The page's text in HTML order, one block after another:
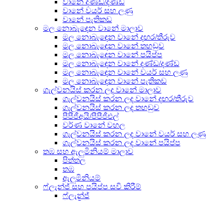
වානේ වයර් සහ ලණු
වානේ පැතිකඩ
මල නොබැඳෙන වානේ මාලාව
මල නොබැඳෙන වානේ දඟර/තීරුව
මල නොබැඳෙන වානේ තහඩුව
මල නොබැඳෙන වානේ පයිප්ප
මල නොබැඳෙන වානේ දණ්ඩ/දණ්ඩ
මල නොබැඳෙන වානේ වයර් සහ ලණු
මල නොබැඳෙන වානේ පැතිකඩ
ගැල්වනයිස් කරන ලද වානේ මාලාව
ගැල්වනයිස් කරන ලද වානේ දඟර/තීරුව
ගැල්වනයිස් කරන ලද තහඩුව
පීපීජීඅයි/පීපීජීඑල්
වර්ණ වානේ වහල
ගැල්වනයිස් කරන ලද වානේ වයර් සහ ලණු
ගැල්වනයිස් කරන ලද වානේ පයිප්ප
තඹ සහ ඇලුමිනියම් මාලාව
පිත්තල
තඹ
ඇලුමිනියම්
ෆ්ලැන්ජ් සහ පයිප්ප සවි කිරීම්
ෆ්ලැන්ජ්